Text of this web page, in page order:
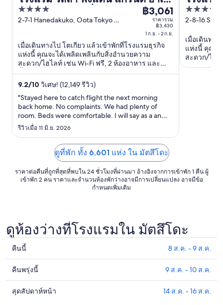
ดะ แอร์พอร์ต - เชื่อมต่อโดยตรงกับ
ฮาเนดะ แอร์พอร์ต เทอร์มินอล 3
4
out
5
2-7-1 Hanedakuko, Oota Tokyo
ราคา
฿3,061
ต่อ
คืน
เข้า
ก.ย.
ถึง
2
฿3,061
ราคารวม
฿3,430
1 ก.ย. - 2 ก.ย.
เมื่อเดินทางไป โตเกียว แล้วเข้าพักที่โรงแรมธุรกิจ
แห่งนี้ คุณจะได้เพลิดเพลินกับสิ่งอำนวยความ
สะดวก/ไฮไลท์ เช่น Wi-Fi ฟรี, 2 ห้องอาหาร และ
น้ำพุร้อนในที่พัก ผู้เข้าพักที่จองกับเรารีวิวว่าชอบ
อาหารเช้าและพนักงานเป็นพิเศษ ...
9.2/10 วิเศษ! (12,149 รีวิว)
"Stayed here to catch flight the next morning
back home. No complaints. We had plenty of
room. Beds were comfortable. I will say as a an
older person perhaps a hand grab rail to get in an
helpful. Other than that would definitely stay
รีวิวเมื่อ 11 มิ.ย. 2026
4
out
5
2-8-16
เมื่อเดินทา
แห่งนี้ คุณจ
สะดวก/ไฮไ
และ อาหาร
ดูที่พัก ทั้ง 6,601 แห่ง ใน มัตสึโดะ
ราคาต่อคืนที่ถูกที่สุดที่พบใน 24 ชั่วโมงที่ผ่านมา อ้างอิงจากการเข้าพัก 1 คืน ผู้
เข้าพัก 2 คน ราคาและจำนวนห้องพักว่างอาจมีการเปลี่ยนแปลง อาจมีข้อ
กำหนดเพิ่มเติม
ดูห้องว่างที่โรงแรมใน มัตสึโดะ
ดูรา
คา
ที่พัก
ใน
มัตสึ
คืนนี้ 8 ส.ค. - 9 ส.ค.
ดูรา
คา
ที่พัก
คืนพรุ่งนี้ 9 ส.ค. - 10 ส.ค.
ดูรา
สุดสัปดาห์หน้า 14 ส.ค. - 16 ส.ค.